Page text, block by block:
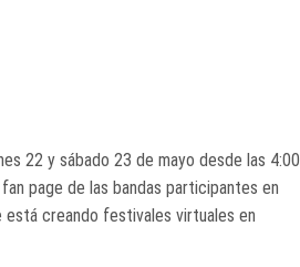
22 y sábado 23 de mayo desde las 4:00
page de las bandas participantes en
está creando festivales virtuales en